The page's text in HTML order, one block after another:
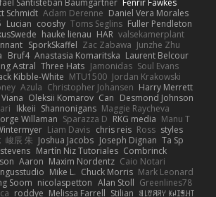
Santisteban Baumgartner Fenrir Fawkes
Schmidt Adam Derenne Daniel Vera Morales
Lucian cooshy Toms Seglins Fuller Pendleton
hauke lienau HAR valsekamerplant
SporkSkaffel Zac Zabawa Junzhe Zhu
Bruf4 Anastasia Komaritska Laurent Belcour
Astral Three Hats Jamonidas Soul Evans
Kibble-White MTU1500 Jordan Krakowski
Azula Christopher Johansen Harry Merrett
Oleksii Komarov Can Desmond Johnson
Ikkeii Shannonigans Maggie Raycheva
Willaman Sparazza D RKG media Manu T
Liam Davis chris reis Ross styles
峻辰 朱 Joshua Jacobs Joseph Dignan Ta Sp
Martín Niz Tutoriales Combrinck
Aaron Maxim Nordentz Caio Notari
Mike L. Chuck Morris Mark Leonard
Soom nicolaspetton Alan Stoll Greenlines78
roddye Melissa Farrell Stilian ꌃ꒒ꀎꋪꋪꌩ ꀘꈤꀤꁅꃅ꓄